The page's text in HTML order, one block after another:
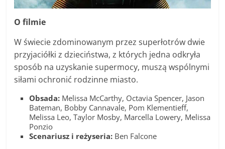
O filmie
W świecie zdominowanym przez superłotrów dwie
przyjaciółki z dzieciństwa, z których jedna odkryła
sposób na uzyskanie supermocy, muszą wspólnymi
siłami ochronić rodzinne miasto.
Obsada: Melissa McCarthy, Octavia Spencer, Jason
Bateman, Bobby Cannavale, Pom Klementieff,
Melissa Leo, Taylor Mosby, Marcella Lowery, Melissa
Ponzio
Scenariusz i reżyseria: Ben Falcone